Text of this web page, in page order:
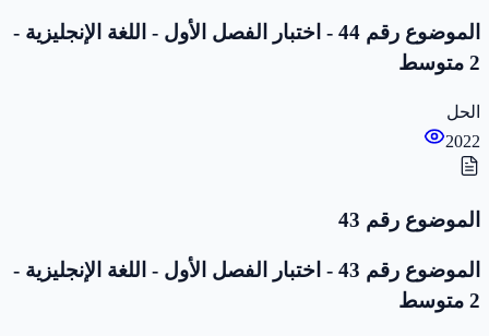
الموضوع رقم 44 - اختبار الفصل الأول - اللغة الإنجليزية -
2 متوسط
الحل
2022
الموضوع رقم 43
الموضوع رقم 43 - اختبار الفصل الأول - اللغة الإنجليزية -
2 متوسط